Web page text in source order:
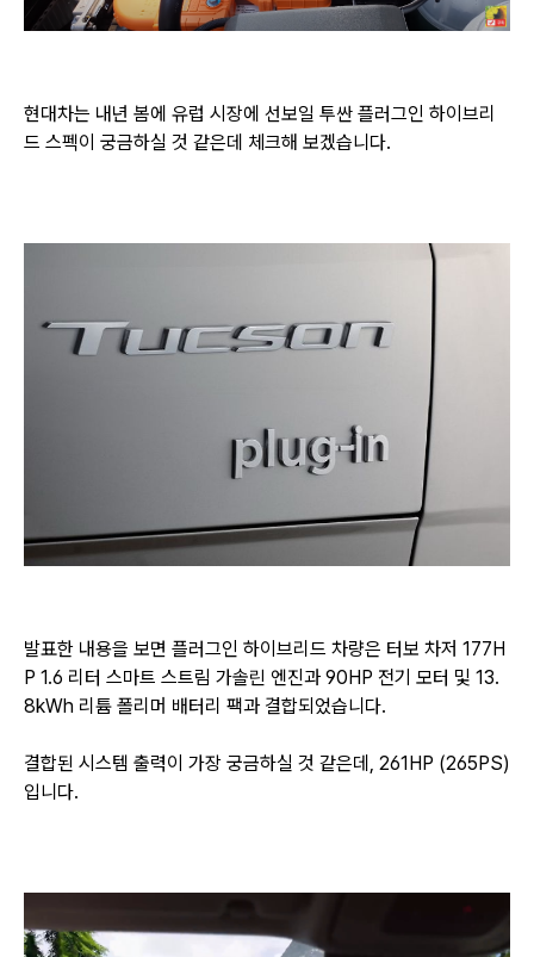
현대차는 내년 봄에 유럽 시장에 선보일 투싼 플러그인 하이브리
드 스펙이 궁금하실 것 같은데 체크해 보겠습니다.
발표한 내용을 보면 플러그인 하이브리드 차량은 터보 차저 177H
P 1.6 리터 스마트 스트림 가솔린 엔진과 90HP 전기 모터 및 13.
8kWh 리튬 폴리머 배터리 팩과 결합되었습니다.
결합된 시스템 출력이 가장 궁금하실 것 같은데, 261HP (265PS)
입니다.